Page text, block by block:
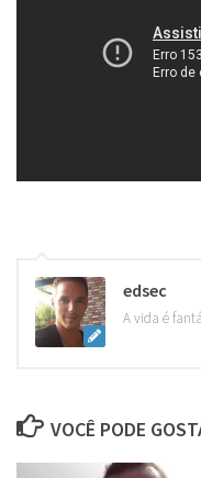
edsec
A vida é
VOCÊ PODE